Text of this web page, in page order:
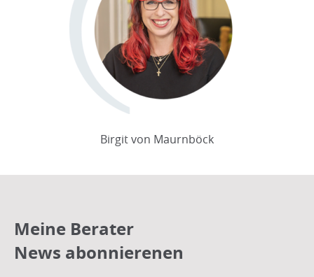
Birgit von Maurnböck
Meine Berater
News abonnierenen